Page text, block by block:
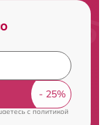
cполитикой